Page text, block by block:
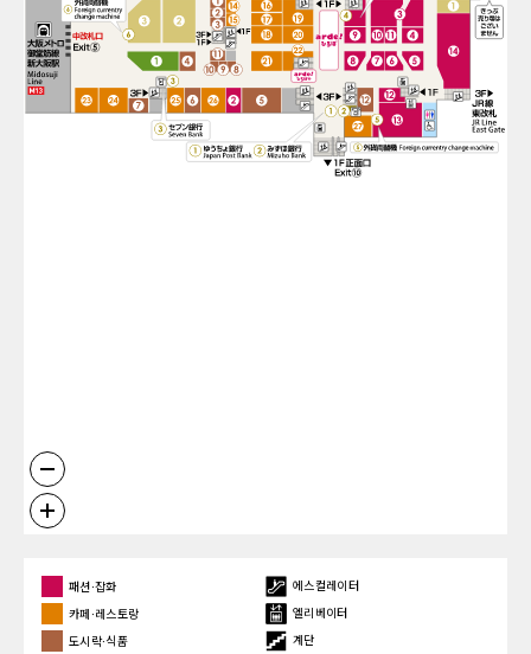
패션∙잡화
카페∙레스토랑
도시락∙식품
에스컬레이터
엘리베이터
계단